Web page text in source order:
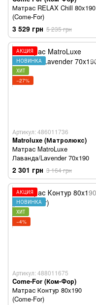
Матрас RELAX Chill 80x190
(Come-For)
3 529 грн 5 235 грн
АКЦИЯ
НОВИНКА
ХИТ
−27%
Артикул: 486011736
Matroluxe (Матролюкс)
Матрас MatroLuxe
Лаванда/Lavender 70x190
2 301 грн 3 164 грн
АКЦИЯ
НОВИНКА
ХИТ
−4%
Артикул: 488011675
Come-For (Ком-Фор)
Матрас Контур 80x190
(Come-For)